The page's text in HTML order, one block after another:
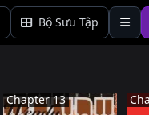
Bộ Sưu Tập
Chapter 13